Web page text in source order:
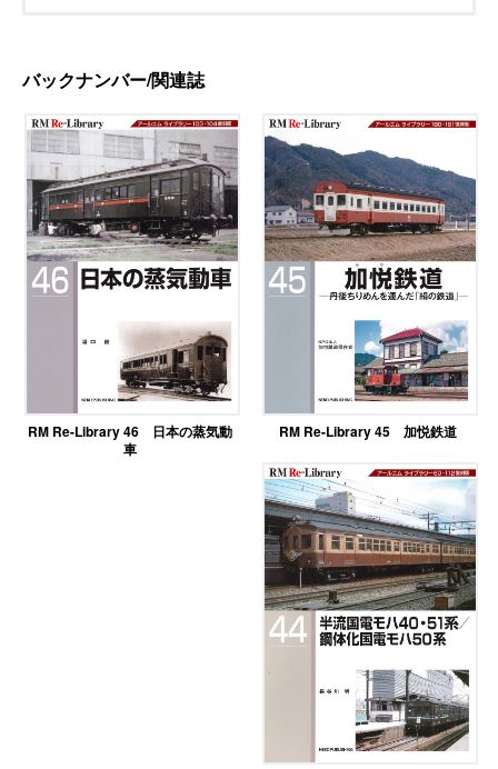
バックナンバー/関連誌
RM Re-Library 46 日本の蒸気動
車
RM Re-Library 45 加悦鉄道